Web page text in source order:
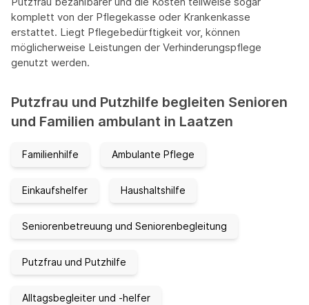
komplett von der Pflegekasse oder Krankenkasse
erstattet. Liegt Pflegebedürftigkeit vor, können
möglicherweise Leistungen der Verhinderungspflege
genutzt werden.
Putzfrau und Putzhilfe begleiten Senioren
und Familien ambulant in Laatzen
Familienhilfe Ambulante Pflege
Einkaufshelfer Haushaltshilfe
Seniorenbetreuung und Seniorenbegleitung
Putzfrau und Putzhilfe
Alltagsbegleiter und -helfer